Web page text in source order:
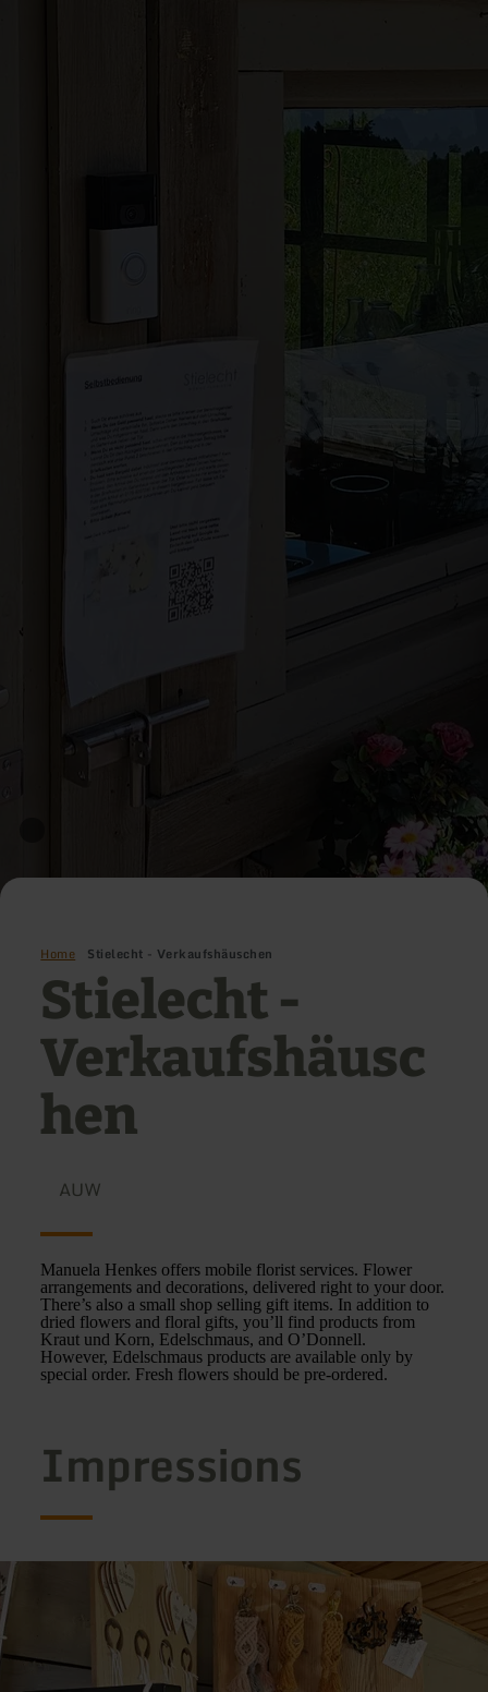
Home Stielecht - Verkaufshäuschen
Stielecht -
Verkaufshäusc
hen
AUW
Manuela Henkes offers mobile florist services. Flower
arrangements and decorations, delivered right to your door.
There’s also a small shop selling gift items. In addition to
dried flowers and floral gifts, you’ll find products from
Kraut und Korn, Edelschmaus, and O’Donnell.
However, Edelschmaus products are available only by
special order. Fresh flowers should be pre-ordered.
Impressions